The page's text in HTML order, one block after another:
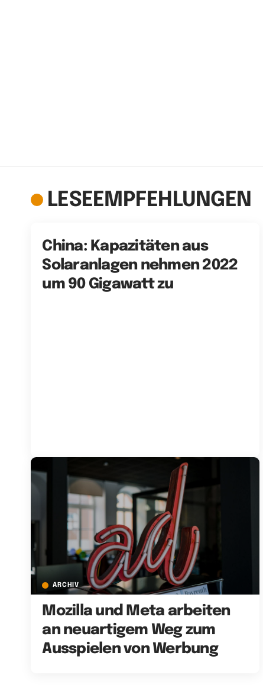
LESEEMPFEHLUNGEN
China: Kapazitäten aus
Solaranlagen nehmen 2022
um 90 Gigawatt zu
ARCHIV
Mozilla und Meta arbeiten
an neuartigem Weg zum
Ausspielen von Werbung